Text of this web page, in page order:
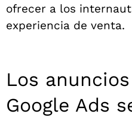
ofrecer a los
experiencia de venta.
Los
Google Ads